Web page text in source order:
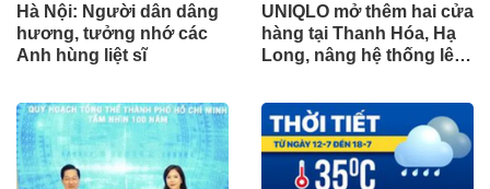
Hà Nội: Người dân dâng
hương, tưởng nhớ các
Anh hùng liệt sĩ
UNIQLO mở thêm hai cửa
hàng tại Thanh Hóa, Hạ
Long, nâng hệ thống lên
quốc